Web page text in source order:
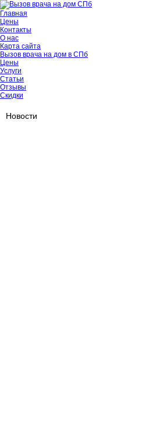
Главная
Цены
Контакты
О нас
Карта сайта
Вызов врача на дом в СПб
Цены
Услуги
Статьи
Отзывы
Скидки
Новости